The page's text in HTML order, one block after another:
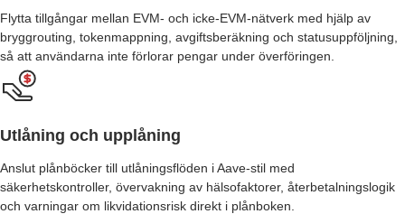
Flytta tillgångar mellan EVM- och icke-EVM-nätverk med hjälp av
bryggrouting, tokenmappning, avgiftsberäkning och statusuppföljning,
så att användarna inte förlorar pengar under överföringen.
Utlåning och upplåning
Anslut plånböcker till utlåningsflöden i Aave-stil med
säkerhetskontroller, övervakning av hälsofaktorer, återbetalningslogik
och varningar om likvidationsrisk direkt i plånboken.